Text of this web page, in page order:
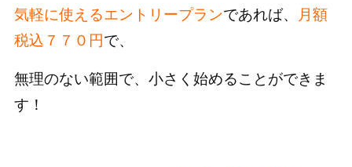
気軽に使えるエントリープランであれば、
月額
税込７７０円で、
無理のない範囲で、小さく始めることができま
す！